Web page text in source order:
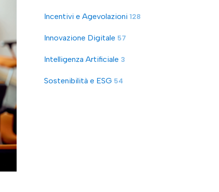
Incentivi e Agevolazioni 128
Innovazione Digitale 57
Intelligenza Artificiale 3
Sostenibilità e ESG 54